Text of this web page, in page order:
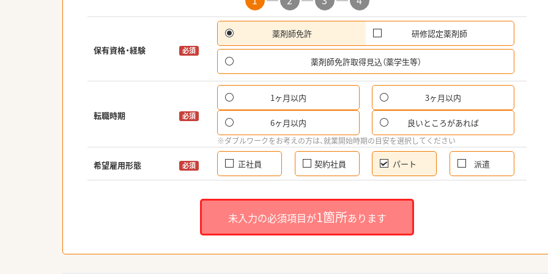
保有資格・経験 必須
薬剤師免許 研修認定薬剤師
薬剤師免許取得見込（薬学生等）
転職時期 必須
1ヶ月以内 3ヶ月以内
6ヶ月以内 良いところがあれば
※ダブルワークをお考えの方は、就業開始時期の目安を選択してください
希望雇用形態 必須 正社員 契約社員 パート 派遣
未入力の必須項目が1箇所あります